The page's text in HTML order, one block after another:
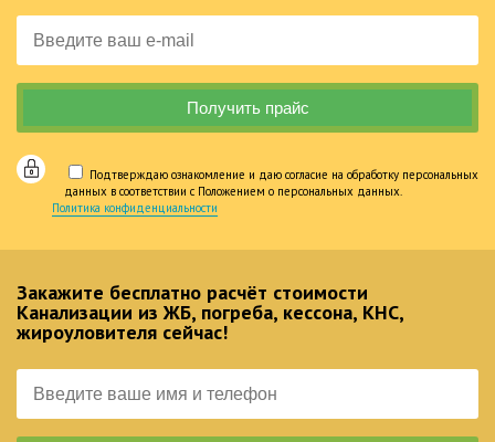
Подтверждаю ознакомление и даю согласие на обработку персональных
данных в соответствии с Положением о персональных данных.
Политика конфиденциальности
Закажите бесплатно расчёт стоимости
Канализации из ЖБ, погреба, кессона, КНС,
жироуловителя сейчас!